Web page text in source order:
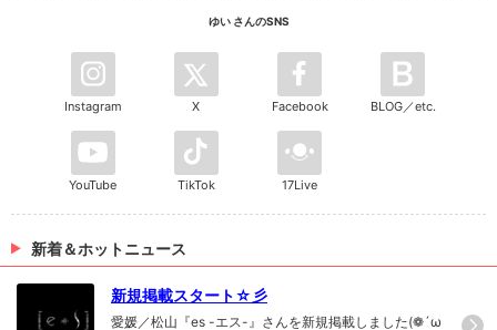
ゆい さんのSNS
Instagram X Facebook BLOG／etc.
YouTube TikTok 17Live
新着＆ホットニュース
新規掲載スタート☆彡
愛媛／松山『es -エス-』さんを新規掲載しました(❁´ω